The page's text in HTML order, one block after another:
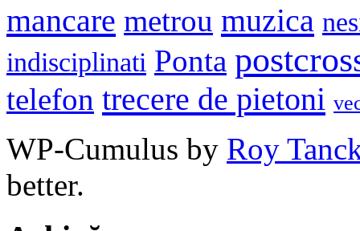
mancare metrou muzica
indisciplinati Ponta
telefon trecere de pietoni
WP-Cumulus by Roy
better.